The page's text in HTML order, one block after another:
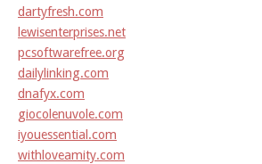
dartyfresh.com
lewisenterprises.net
pcsoftwarefree.org
dailylinking.com
dnafyx.com
giocolenuvole.com
iyouessential.com
withloveamity.com